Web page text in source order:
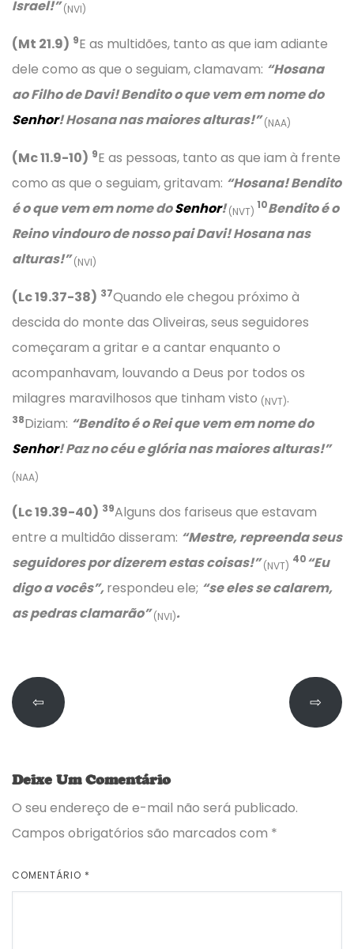
Israel!”(NVI)
(Mt 21.9) 9E as multidões, tanto as que iam adiante
dele como as que o seguiam, clamavam: “Hosana
ao Filho de Davi! Bendito o que vem em nome do
Senhor! Hosana nas maiores alturas!”(NAA)
(Mc 11.9-10) 9E as pessoas, tanto as que iam à frente
como as que o seguiam, gritavam: “Hosana! Bendito
é o que vem em nome doSenhor!(NVT)
10Bendito é o
Reino vindouro de nosso pai Davi! Hosana nas
alturas!”(NVI)
(Lc 19.37-38) 37Quando ele chegou próximo à
descida do monte das Oliveiras, seus seguidores
começaram a gritar e a cantar enquanto o
acompanhavam, louvando a Deus por todos os
milagres maravilhosos que tinham visto (NVT).
38Diziam: “Bendito é o Rei que vem em nome do
Senhor! Paz no céu e glória nas maiores alturas!”
(NAA)
(Lc 19.39-40) 39Alguns dos fariseus que estavam
entre a multidão disseram: “Mestre, repreenda seus
seguidores por dizerem estas coisas!”(NVT)
40“Eu
digo a vocês”,respondeu ele; “se eles se calarem,
as pedras clamarão”(NVI).
⇦ ⇨
Deixe Um Comentário
O seu endereço de e-mail não será publicado.
Campos obrigatórios são marcados com *
COMENTÁRIO *